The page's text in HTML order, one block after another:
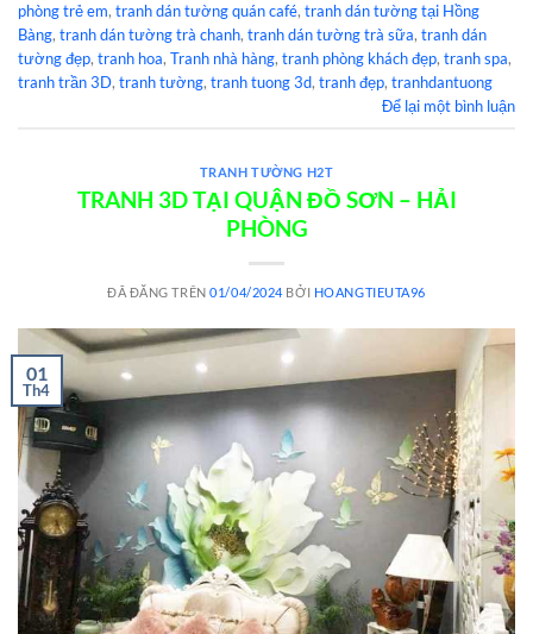
phòng trẻ em, tranh dán tường quán café, tranh dán tường tại Hồng
Bàng, tranh dán tường trà chanh, tranh dán tường trà sữa, tranh dán
tường đẹp, tranh hoa, Tranh nhà hàng, tranh phòng khách đẹp, tranh spa,
tranh trần 3D, tranh tường, tranh tuong 3d, tranh đẹp, tranhdantuong
Để lại một bình luận
TRANH TƯỜNG H2T
TRANH 3D TẠI QUẬN ĐỒ SƠN – HẢI
PHÒNG
ĐÃ ĐĂNG TRÊN01/04/2024 BỞI HOANGTIEUTA96
01
Th4